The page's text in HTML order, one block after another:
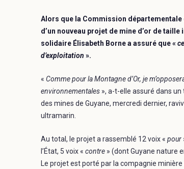
Alors que la Commission départementale
d’un nouveau projet de mine d’or de
solidaire Élisabeth Borne a assuré que «
d’exploitation ».
« Comme pour la Montagne d’Or, je
environnementales », a-t-elle assuré dans
des mines de Guyane, mercredi dernier,
ultramarin.
Au total, le projet a rassemblé 12 voix « pour
l’État, 5 voix « contre » (dont Guyane nature
Le projet est porté par la compagnie